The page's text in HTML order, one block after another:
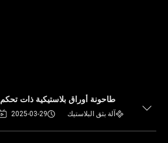
طاحونة أوراق بلاستيكية ذات تحكم PLC للاستخدام الصناعي
آلة بثق البلاستيك 2025-03-29